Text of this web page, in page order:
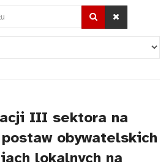
III sektora na
obywatelskich
lokalnych na